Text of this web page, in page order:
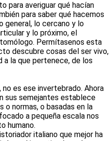
para averiguar qué hacían
para saber qué hacemos
general, lo cercano y lo
y lo próximo, el
Permítasenos esta
descubre cosas del ser vivo,
la que pertenece, de los
no es ese invertebrado. Ahora
sus semejantes establece
o normas, o basadas en la
a pequeña escala nos
humano.
italiano que mejor ha